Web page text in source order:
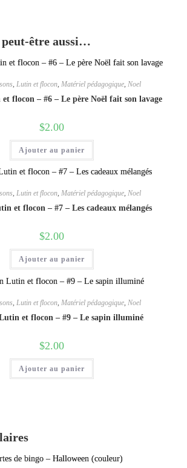
peut-être aussi…
, Lutin et flocon, Matériel pédagogique, Noel
flocon – #6 – Le père Noël fait son lavage
$2.00
Ajouter au panier
, Lutin et flocon, Matériel pédagogique, Noel
et flocon – #7 – Les cadeaux mélangés
$2.00
Ajouter au panier
, Lutin et flocon, Matériel pédagogique, Noel
et flocon – #9 – Le sapin illuminé
$2.00
Ajouter au panier